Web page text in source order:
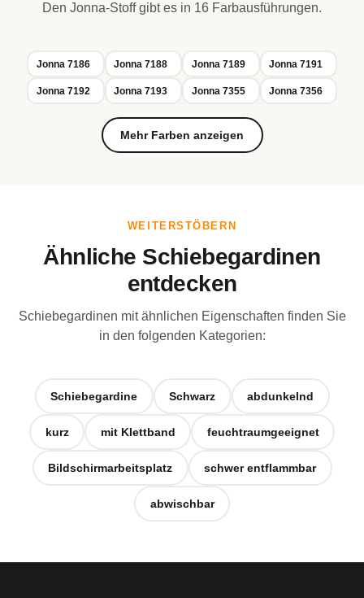
Den Jonna-Stoff gibt es in 16 Farbausführungen.
Jonna 7186 Jonna 7188 Jonna 7189 Jonna 7191
Jonna 7192 Jonna 7193 Jonna 7355 Jonna 7356
Mehr Farben anzeigen
WEITERSTÖBERN
Ähnliche Schiebegardinen
entdecken
Schiebegardinen mit ähnlichen Eigenschaften finden Sie
in den folgenden Kategorien:
Schiebegardine Schwarz abdunkelnd
kurz mit Klettband feuchtraumgeeignet
Bildschirmarbeitsplatz schwer entflammbar
abwischbar